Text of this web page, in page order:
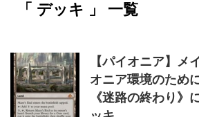
「 デッキ 」 一覧
【パイオニア】メ
オニア環境のため
《迷路の終わり》